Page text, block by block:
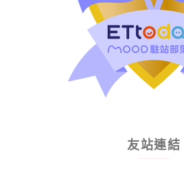
友站連結